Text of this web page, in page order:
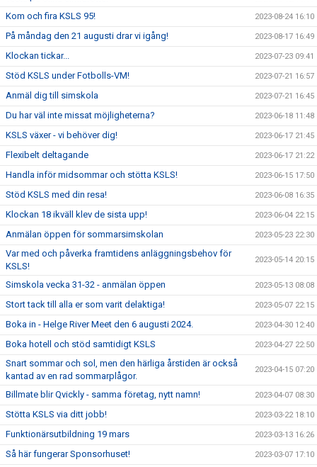
Kom och fira KSLS 95! 2023-08-24 16:10
På måndag den 21 augusti drar vi igång! 2023-08-17 16:49
Klockan tickar... 2023-07-23 09:41
Stöd KSLS under Fotbolls-VM! 2023-07-21 16:57
Anmäl dig till simskola 2023-07-21 16:45
Du har väl inte missat möjligheterna? 2023-06-18 11:48
KSLS växer - vi behöver dig! 2023-06-17 21:45
Flexibelt deltagande 2023-06-17 21:22
Handla inför midsommar och stötta KSLS! 2023-06-15 17:50
Stöd KSLS med din resa! 2023-06-08 16:35
Klockan 18 ikväll klev de sista upp! 2023-06-04 22:15
Anmälan öppen för sommarsimskolan 2023-05-23 22:30
Var med och påverka framtidens anläggningsbehov för
KSLS!
2023-05-14 20:15
Simskola vecka 31-32 - anmälan öppen 2023-05-13 08:08
Stort tack till alla er som varit delaktiga! 2023-05-07 22:15
Boka in - Helge River Meet den 6 augusti 2024. 2023-04-30 12:40
Boka hotell och stöd samtidigt KSLS 2023-04-27 22:50
Snart sommar och sol, men den härliga årstiden är också
kantad av en rad sommarplågor.
2023-04-15 07:20
Billmate blir Qvickly - samma företag, nytt namn! 2023-04-07 08:30
Stötta KSLS via ditt jobb! 2023-03-22 18:10
Funktionärsutbildning 19 mars 2023-03-13 16:26
Så här fungerar Sponsorhuset! 2023-03-07 17:10